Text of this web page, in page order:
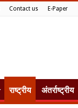
Contact us E-Paper
राष्ट्रीय अंतर्राष्ट्रीय